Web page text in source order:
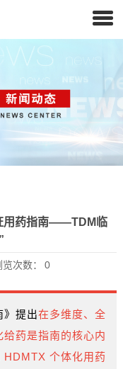
用药指南——TDM临
次数： 0
》提出在多维度、全
药是指南的核心内
HDMTX 个体化用药